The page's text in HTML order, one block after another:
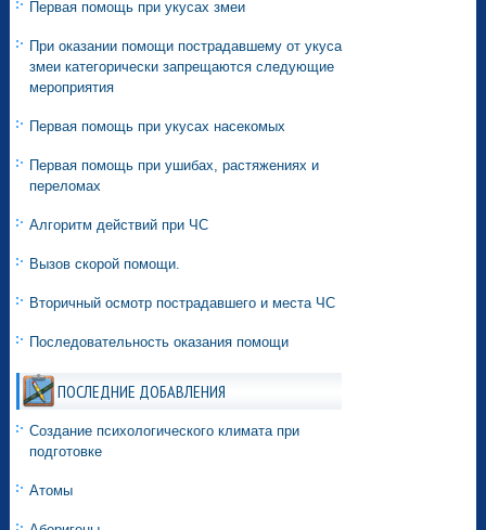
Первая помощь при укусах змеи
При оказании помощи пострадавшему от укуса
змеи категорически запрещаются следующие
мероприятия
Первая помощь при укусах насекомых
Первая помощь при ушибах, растяжениях и
переломах
Алгоритм действий при ЧС
Вызов скорой помощи.
Вторичный осмотр пострадавшего и места ЧС
Последовательность оказания помощи
ПОСЛЕДНИЕ ДОБАВЛЕНИЯ
Создание психологического климата при
подготовке
Атомы